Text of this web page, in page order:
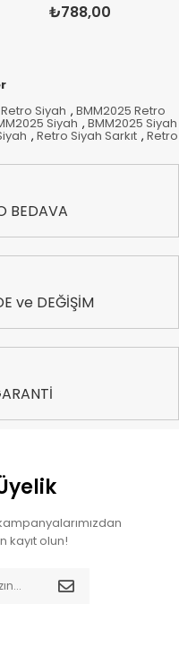
₺788,00
Siyah , BMM2025 Retro
Siyah , BMM2025 Siyah
, Retro Siyah Sarkıt , Retro
BEDAVA
ve DEĞİŞİM
kayıt olun!